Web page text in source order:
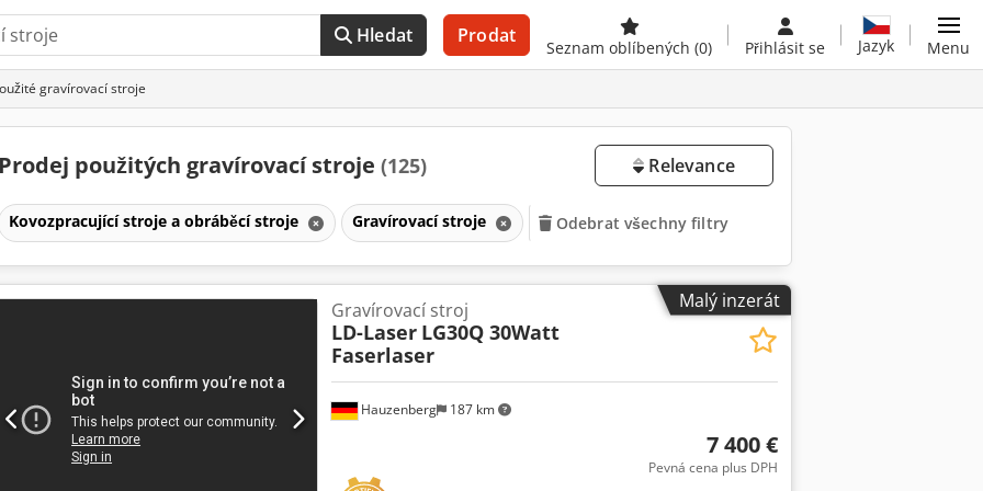
Hledat Prodat
Seznam oblíbených (0) Přihlásit se Jazyk Menu
gravírovací stroje
Prodej použitých gravírovací stroje (125) Relevance
Kovozpracující stroje a obráběcí stroje Gravírovací stroje Odebrat všechny filtry
Malý inzerát
Hauzenberg 187 km
Gravírovací stroj
LD-Laser LG30Q 30Watt
Faserlaser
7 400 €
Pevná cena plus DPH